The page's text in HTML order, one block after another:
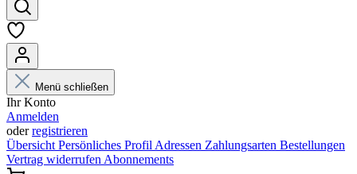
Menü schließen
Ihr Konto
Anmelden
oderregistrieren
Übersicht Persönliches Profil Adressen Zahlungsarten Bestellungen
Vertrag widerrufen Abonnements